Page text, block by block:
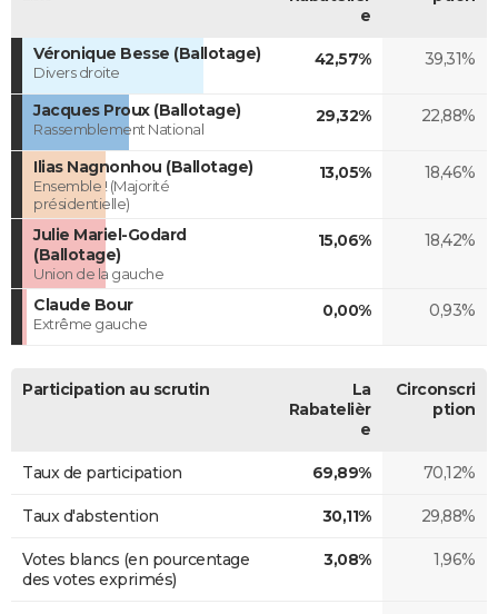
e
Véronique Besse (Ballotage)
Divers droite
42,57% 39,31%
Jacques Proux (Ballotage)
Rassemblement National
29,32% 22,88%
Ilias Nagnonhou (Ballotage)
Ensemble ! (Majorité
présidentielle)
13,05% 18,46%
Julie Mariel-Godard
(Ballotage)
Union de la gauche
15,06% 18,42%
Claude Bour
Extrême gauche
0,00% 0,93%
Participation au scrutin
La
Rabatelièr
e
Circonscri
ption
Taux de participation 69,89% 70,12%
Taux d'abstention 30,11% 29,88%
Votes blancs (en pourcentage
des votes exprimés)
3,08% 1,96%